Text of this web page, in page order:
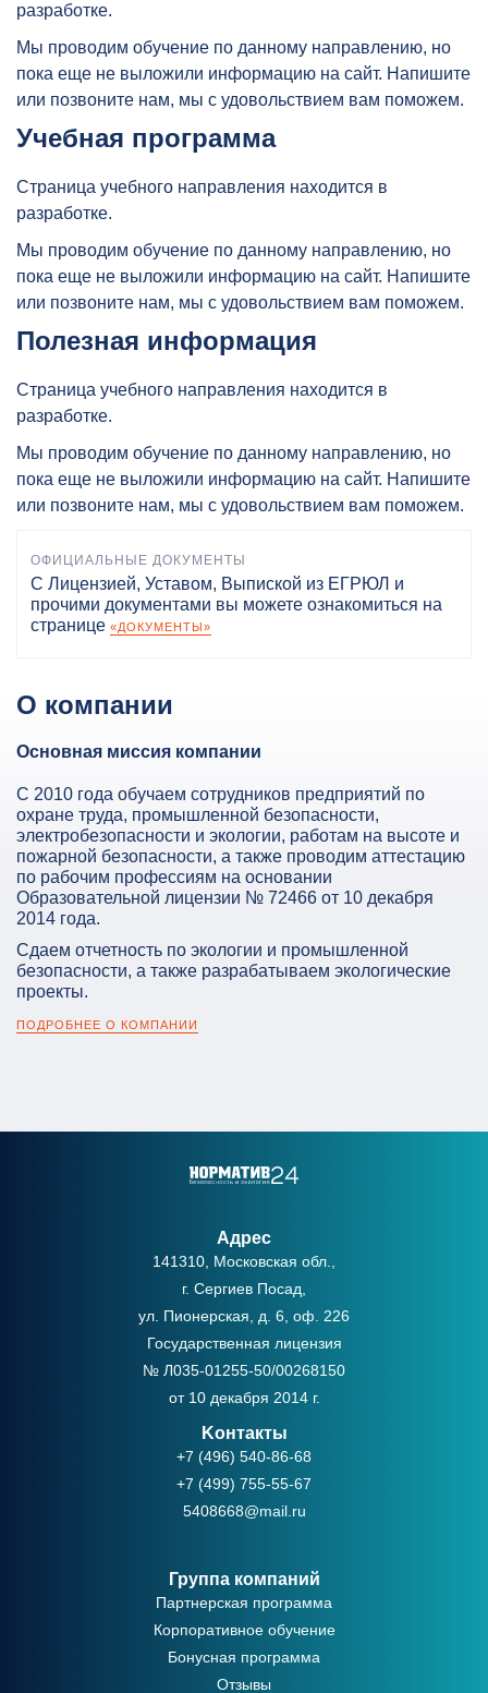
разработке.
Мы проводим обучение по данному направлению, но
пока еще не выложили информацию на сайт. Напишите
или позвоните нам, мы с удовольствием вам поможем.
Учебная программа
Страница учебного направления находится в
разработке.
Мы проводим обучение по данному направлению, но
пока еще не выложили информацию на сайт. Напишите
или позвоните нам, мы с удовольствием вам поможем.
Полезная информация
Страница учебного направления находится в
разработке.
Мы проводим обучение по данному направлению, но
пока еще не выложили информацию на сайт. Напишите
или позвоните нам, мы с удовольствием вам поможем.
ОФИЦИАЛЬНЫЕ ДОКУМЕНТЫ
С Лицензией, Уставом, Выпиской из ЕГРЮЛ и
прочими документами вы можете ознакомиться на
странице «ДОКУМЕНТЫ»
О компании
Основная миссия компании
С 2010 года обучаем сотрудников предприятий по
охране труда, промышленной безопасности,
электробезопасности и экологии, работам на высоте и
пожарной безопасности, а также проводим аттестацию
по рабочим профессиям на основании
Образовательной лицензии № 72466 от 10 декабря
2014 года.
Сдаем отчетность по экологии и промышленной
безопасности, а также разрабатываем экологические
проекты.
ПОДРОБНЕЕ О КОМПАНИИ
Адрес
141310, Московская обл.,
г. Сергиев Посад,
ул. Пионерская, д. 6, оф. 226
Государственная лицензия
№ Л035-01255-50/00268150
от 10 декабря 2014 г.
Kонтакты
+7 (496) 540-86-68
+7 (499) 755-55-67
5408668@mail.ru
Группа компаний
Партнерская программа
Корпоративное обучение
Бонусная программа
Отзывы